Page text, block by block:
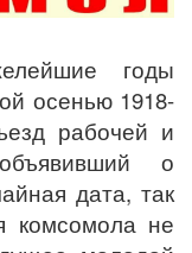
годы
осенью 1918-
рабочей и
о
дата, так
комсомола не